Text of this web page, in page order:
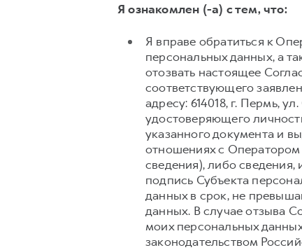
Я ознакомлен (-а) с тем, что:
Я вправе обратиться к
персональных данных, а
отозвать настоящее
соответствующего
адресу: 614018, г. Пермь,
удостоверяющего
указанного документа и
отношениях с Оператором
сведения), либо
подпись Субъекта
данных в срок, не
данных. В случае отзыва
моих персональных
законодательством